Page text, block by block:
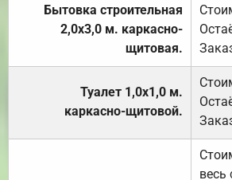
Бытовка строительная
2,0х3,0 м. каркасно-
щитовая.
Туалет 1,0х1,0 м.
каркасно-щитовой.
весь